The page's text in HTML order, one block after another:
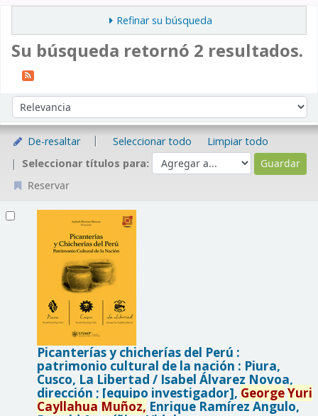
Refinar su búsqueda
Su búsqueda retornó 2 resultados.
Ordenar por:
De-resaltar Seleccionar todo
Limpiar todo
Seleccionar títulos para:
Reservar
Picanterías y chicherías del Perú :
patrimonio cultural de la nación : Piura,
Cusco, La Libertad / Isabel Álvarez Novoa,
dirección ; [equipo investigador], GeorgeYuri
Cayllahua Muñoz, Enrique Ramírez Angulo,